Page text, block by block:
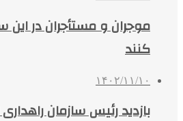
موجران و مستأجران در این
کنند
۱۴۰۲/۱۱/۱۰
بازدید رئیس سازمان راهداری